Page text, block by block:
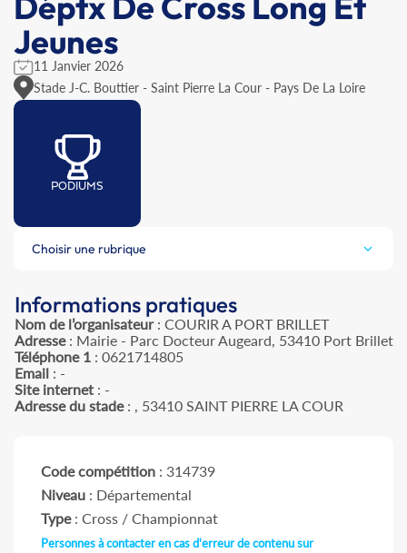
Jeunes
11 Janvier 2026
Stade J-C. Bouttier - Saint Pierre La Cour - Pays De La Loire
PODIUMS
Choisir une rubrique
Informations pratiques
Nom de l’organisateur: COURIR A PORT BRILLET
Adresse: Mairie - Parc Docteur Augeard, 53410 Port Brillet
Téléphone 1: 0621714805
Email: -
Site internet: -
Adresse du stade: , 53410 SAINT PIERRE LA COUR
Code compétition : 314739
Niveau : Départemental
Type: Cross / Championnat
Personnes à contacter en cas d'erreur de contenu sur